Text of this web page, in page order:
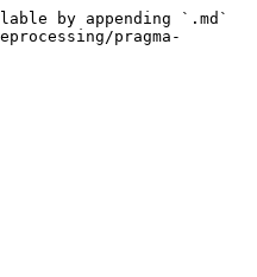
by appending `.md`
pragma-